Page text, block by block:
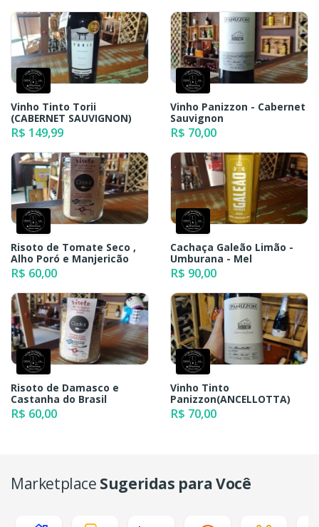
Vinho Tinto Torii
(CABERNET SAUVIGNON)
R$ 149,99
Vinho Panizzon - Cabernet
Sauvignon
R$ 70,00
Risoto de Tomate Seco ,
Alho Poró e Manjericão
R$ 60,00
Cachaça Galeão Limão -
Umburana - Mel
R$ 90,00
Risoto de Damasco e
Castanha do Brasil
R$ 60,00
Vinho Tinto
Panizzon(ANCELLOTTA)
R$ 70,00
Marketplace Sugeridas para Você